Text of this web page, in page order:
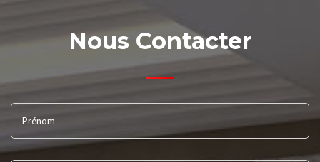
Nous Contacter
Prénom